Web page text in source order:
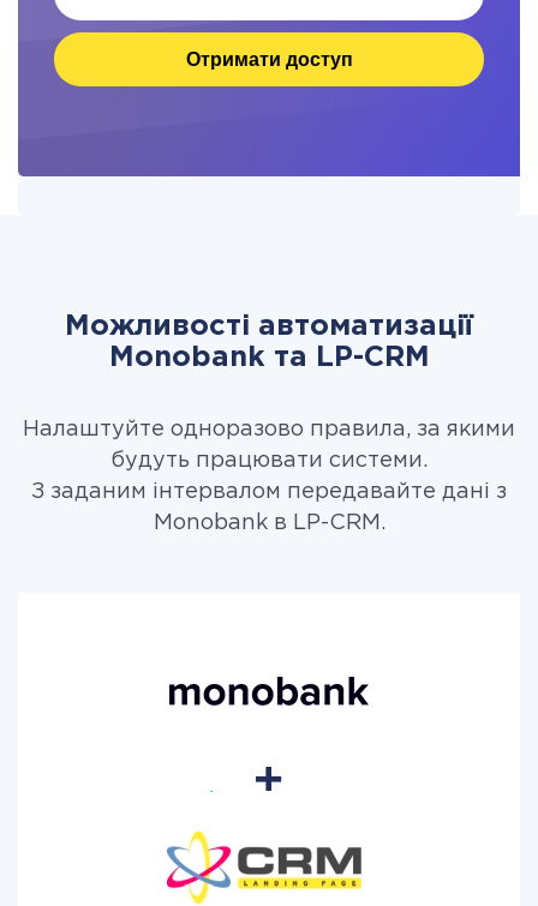
Отримати доступ
Можливості автоматизації
Monobank та LP-CRM
Налаштуйте одноразово правила, за якими
будуть працювати системи.
З заданим інтервалом передавайте дані з
Monobank в LP-CRM.